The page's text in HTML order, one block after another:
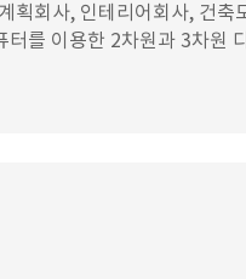
획회사, 인테리어회사, 건
를 이용한 2차원과 3차원